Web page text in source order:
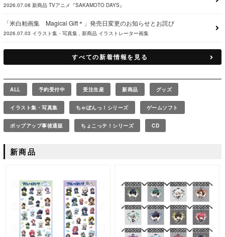
2026.07.08 新商品 TVアニメ『SAKAMOTO DAYS』
「米白粕画集 Magical Gift＊」発売日変更のお知らせとお詫び
2026.07.03 イラスト集・写真集 新商品 イラストレーター画集
すべての新着情報を見る
ALL 予約受付中 受注生産 新商品 グッズ
イラスト集・写真集 ちゃぽんっ！シリーズ ゲームソフト
ポップアップ事後通販 ちょこっテ！シリーズ CD
新商品